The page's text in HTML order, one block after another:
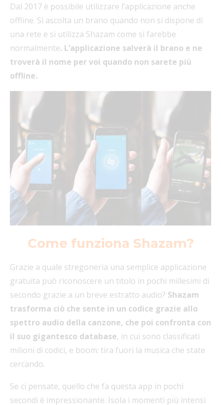
Dal 2017 è possibile utilizzare l’applicazione anche
offline. Si ascolta un brano quando non si dispone di
una rete e si utilizza Shazam come si farebbe
normalmente. L’applicazione salverà il brano e ne
troverà il nome per voi quando non sarete più
offline.
Come funziona Shazam?
Grazie a quale stregoneria una semplice applicazione
gratuita può riconoscere un titolo in pochi millesimi di
secondo grazie a un breve estratto audio? Shazam
trasforma ciò che sente in un codice grazie allo
spettro audio della canzone, che poi confronta con
il suo gigantesco database, in cui sono classificati
milioni di codici, e boom: tira fuori la musica che state
cercando.
Se ci pensate, quello che fa questa app in pochi
secondi è impressionante. Isola i momenti più intensi